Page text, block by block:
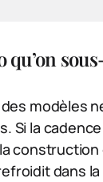
qu’on
modèles
Si la
dans